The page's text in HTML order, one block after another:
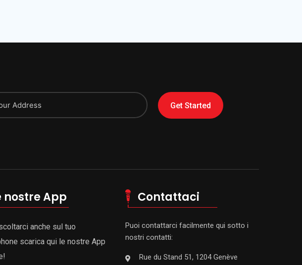
Get Started
nostre App
anche sul tuo
scarica qui le nostre App
Contattaci
Puoi contattarci facilmente qui sotto i
nostri contatti:
Rue du Stand 51, 1204 Genève